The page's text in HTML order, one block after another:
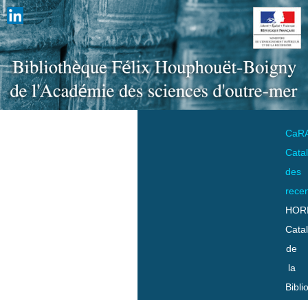
des
de
la